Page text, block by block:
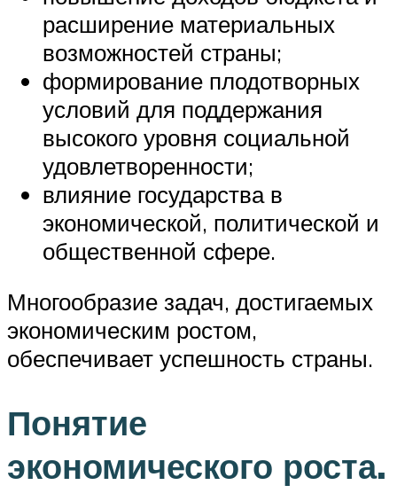
расширение материальных
возможностей страны;
формирование плодотворных
условий для поддержания
высокого уровня социальной
удовлетворенности;
влияние государства в
экономической, политической и
общественной сфере.
Многообразие задач, достигаемых
экономическим ростом,
обеспечивает успешность страны.
Понятие
экономического роста.